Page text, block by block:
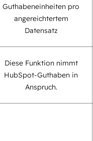
Guthabeneinheiten pro
angereichtertem
Datensatz
Diese Funktion nimmt
HubSpot-Guthaben in
Anspruch.